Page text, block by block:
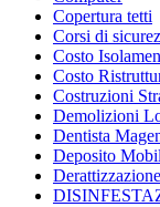
Copertura tetti
Corsi di
Costo
Costo
Costruzioni
Demolizioni
Dentista
Deposito